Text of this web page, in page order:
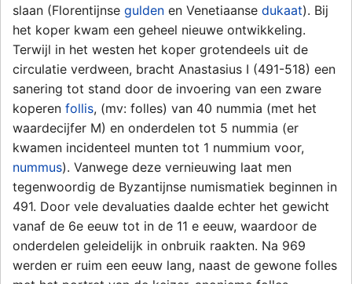
slaan (Florentijnse gulden en Venetiaanse dukaat). Bij
het koper kwam een geheel nieuwe ontwikkeling.
Terwijl in het westen het koper grotendeels uit de
circulatie verdween, bracht Anastasius I (491-518) een
sanering tot stand door de invoering van een zware
koperen follis, (mv: folles) van 40 nummia (met het
waardecijfer M) en onderdelen tot 5 nummia (er
kwamen incidenteel munten tot 1 nummium voor,
nummus). Vanwege deze vernieuwing laat men
tegenwoordig de Byzantijnse numismatiek beginnen in
491. Door vele devaluaties daalde echter het gewicht
vanaf de 6e eeuw tot in de 11 e eeuw, waardoor de
onderdelen geleidelijk in onbruik raakten. Na 969
werden er ruim een eeuw lang, naast de gewone folles